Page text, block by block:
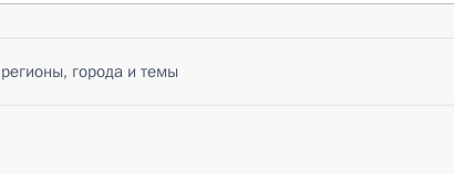
города и темы